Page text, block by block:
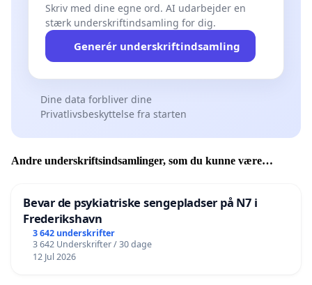
Skriv med dine egne ord. AI udarbejder en
stærk underskriftindsamling for dig.
Generér underskriftindsamling
Dine data forbliver dine
Privatlivsbeskyttelse fra starten
Andre underskriftsindsamlinger, som du kunne være
Bevar de psykiatriske sengepladser på N7 i
Frederikshavn
3 642 underskrifter
3 642 Underskrifter / 30 dage
12 Jul 2026